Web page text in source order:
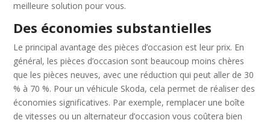
meilleure solution pour vous.
Des économies substantielles
Le principal avantage des pièces d’occasion est leur prix. En
général, les pièces d’occasion sont beaucoup moins chères
que les pièces neuves, avec une réduction qui peut aller de 30
% à 70 %. Pour un véhicule Skoda, cela permet de réaliser des
économies significatives. Par exemple, remplacer une boîte
de vitesses ou un alternateur d’occasion vous coûtera bien